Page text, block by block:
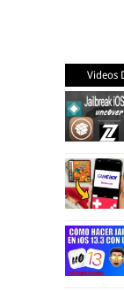
Videos